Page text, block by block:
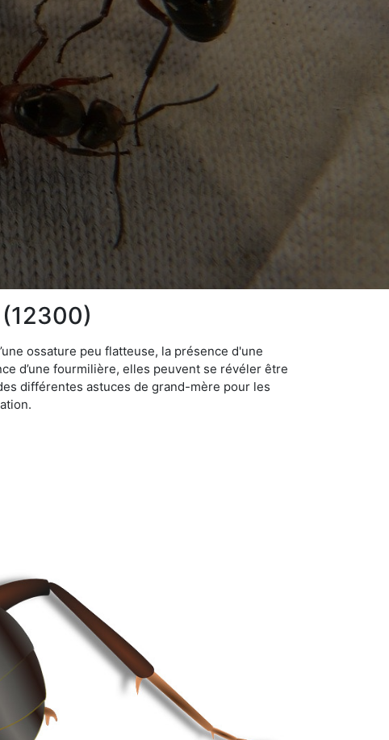
ossature peu flatteuse, la présence d'une
d’une fourmilière, elles peuvent se révéler être
différentes astuces de grand-mère pour les